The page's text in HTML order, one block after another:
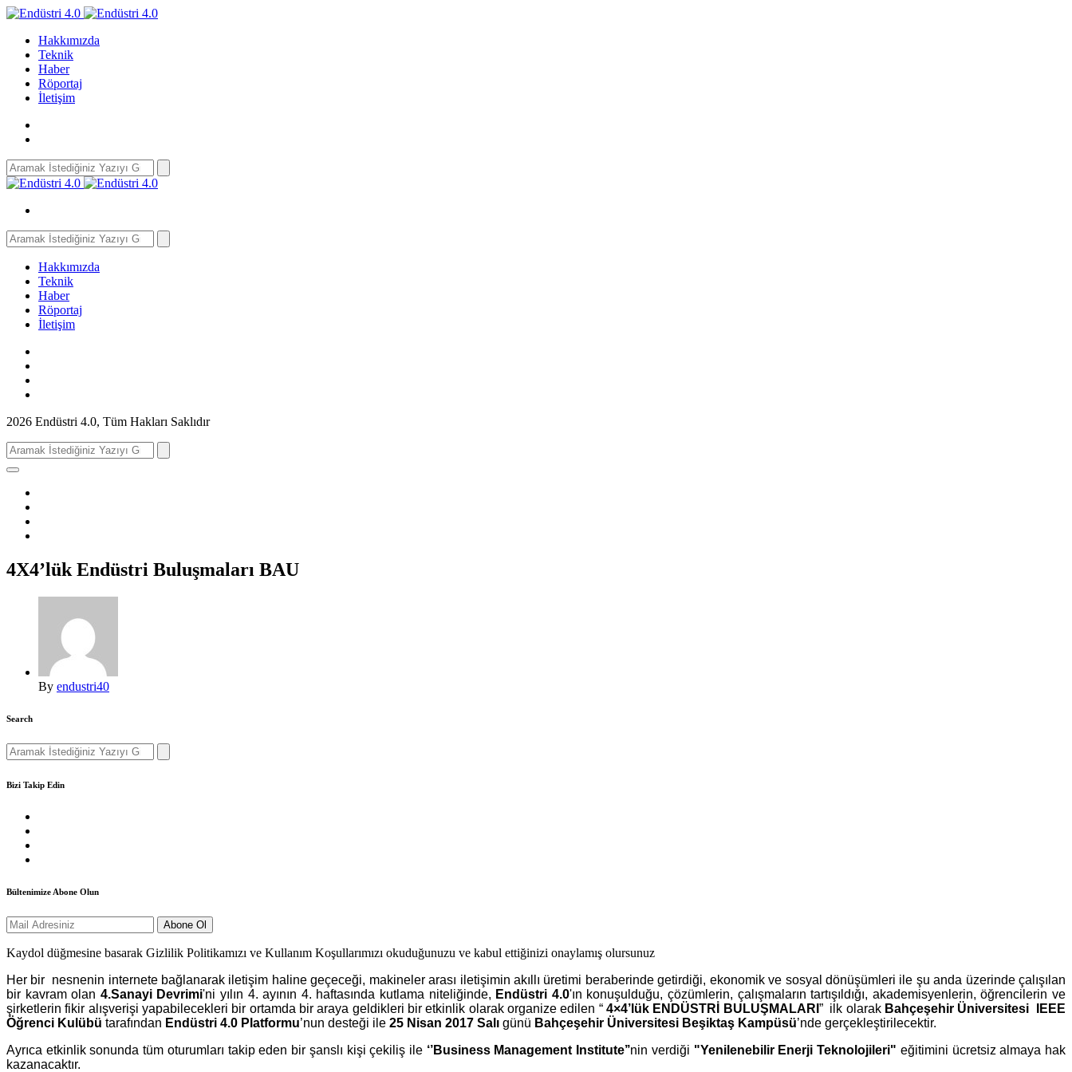
Hakkımızda
Teknik
Haber
Röportaj
İletişim
Search
for:
Search
for:
Hakkımızda
Teknik
Haber
Röportaj
İletişim
2026 Endüstri 4.0, Tüm Hakları Saklıdır
Search
for:
4X4’lük Endüstri Buluşmaları BAU
By endustri40
Search
Search
for:
Bizi Takip Edin
Bültenimize Abone Olun
Kaydol düğmesine basarak Gizlilik Politikamızı ve Kullanım Koşullarımızı okuduğunuzu ve kabul ettiğinizi onaylamış olursunuz
Her bir nesnenin internete bağlanarak iletişim haline geçeceği, makineler arası iletişimin akıllı üretimi beraberinde getirdiği, ekonomik ve sosyal dönüşümleri ile şu anda üzerinde çalışılan
bir kavram olan 4.Sanayi Devrimi'ni yılın 4. ayının 4. haftasında kutlama niteliğinde, Endüstri 4.0'ın konuşulduğu, çözümlerin, çalışmaların tartışıldığı, akademisyenlerin, öğrencilerin ve
şirketlerin fikir alışverişi yapabilecekleri bir ortamda bir araya geldikleri bir etkinlik olarak organize edilen “ 4×4’lük ENDÜSTRİ BULUŞMALARI ” ilk olarak Bahçeşehir Üniversitesi IEEE
Öğrenci Kulübü tarafından Endüstri 4.0 Platformu’nun desteği ile 25 Nisan 2017 Salı günü Bahçeşehir Üniversitesi Beşiktaş Kampüsü’nde gerçekleştirilecektir.
Ayrıca etkinlik sonunda tüm oturumları takip eden bir şanslı kişi çekiliş ile ‘’Business Management Institute’’nin verdiği "Yenilenebilir Enerji Teknolojileri" eğitimini ücretsiz almaya hak
kazanacaktır.